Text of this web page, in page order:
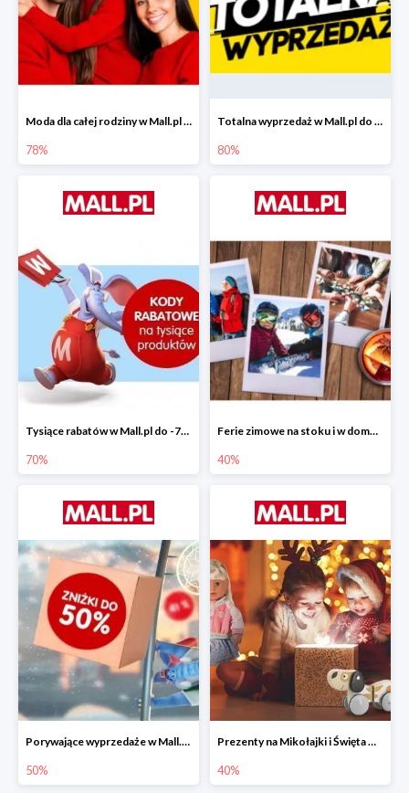
Moda dla całej rodziny w Mall.pl do -78%
78%
Totalna wyprzedaż w Mall.pl do -80%
80%
Tysiące rabatów w Mall.pl do -70%
70%
Ferie zimowe na stoku i w domu w Mall.pl do -40%
40%
Porywające wyprzedaże w Mall.pl do -50%
50%
Prezenty na Mikołajki i Święta w Mall.pl do -40%
40%